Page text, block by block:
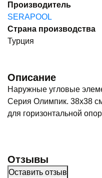
Производитель
SERAPOOL
Страна производства
Турция
Описание
Наружные угловые
Серия Олимпик. 38х38
для горизонтальной
Отзывы
Оставить отзыв